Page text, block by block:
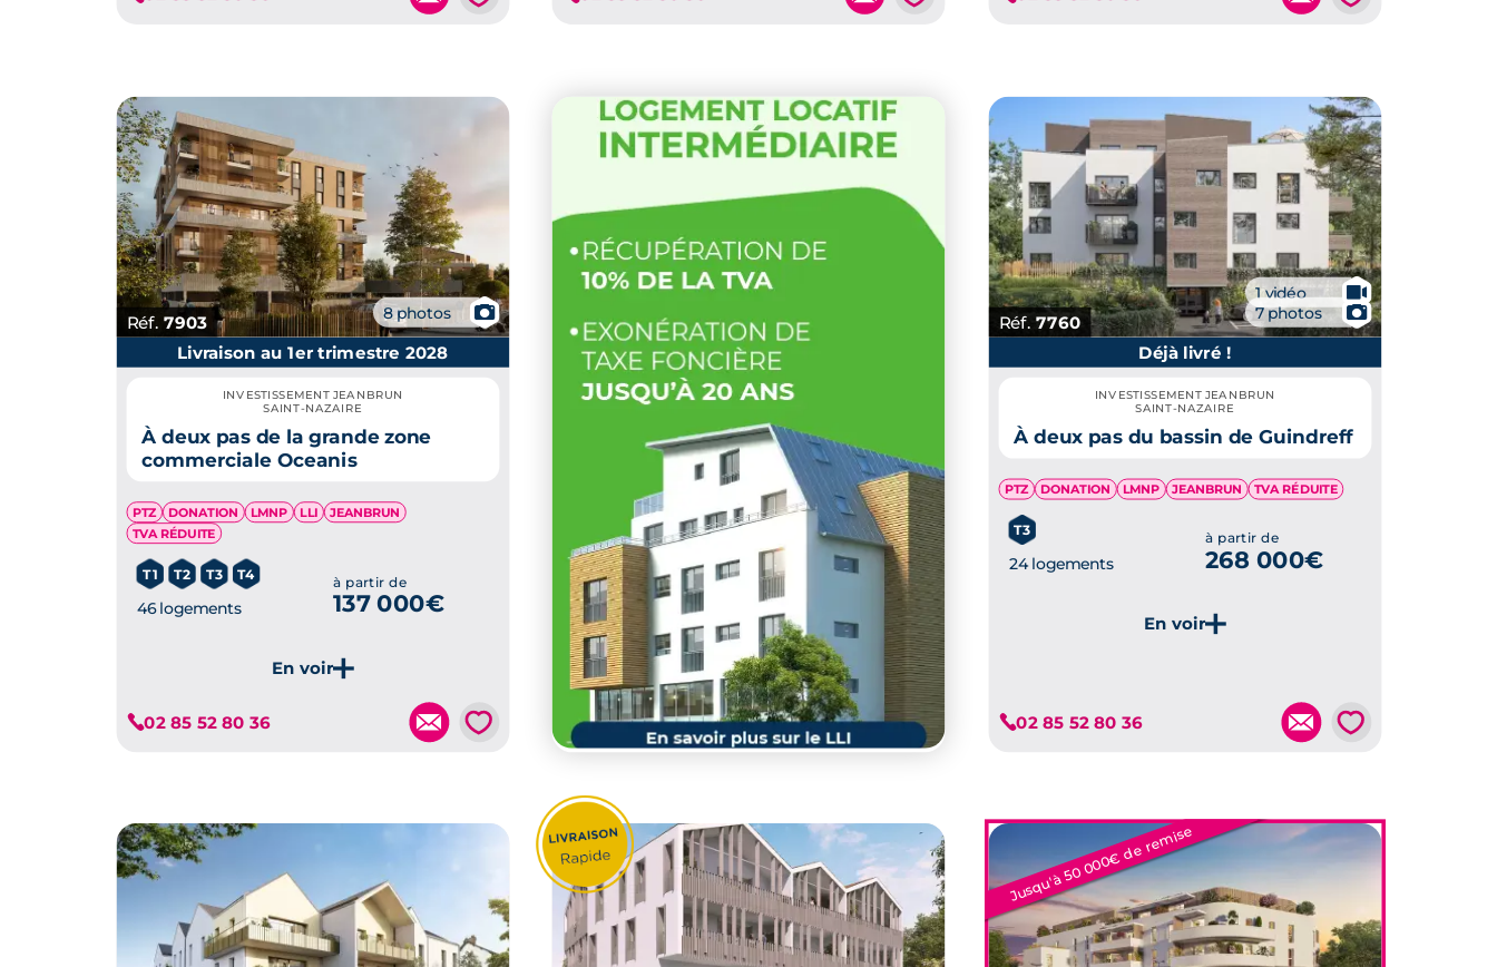
Réf. 7903 8 photos 📷
Livraison au 1er trimestre 2028
INVESTISSEMENT JEANBRUN
SAINT-NAZAIRE
À deux pas de la grande zone
commerciale Oceanis
PTZ DONATION LMNP LLI
JEANBRUN
TVA RÉDUITE
T1 T2 T3 T4
46 logements
à partir de
137 000€
02 85 52 80 36 💗
Réf. 7760
1 vidéo 🎥
7 photos 📷
Déjà livré !
INVESTISSEMENT JEANBRUN
SAINT-NAZAIRE
À deux pas du bassin de Guindreff
PTZ DONATION LMNP JEANBRUN TVA RÉDUITE
T3
24 logements
à partir de
268 000€
02 85 52 80 36 💗
Jusqu'à 50 000€ de remise